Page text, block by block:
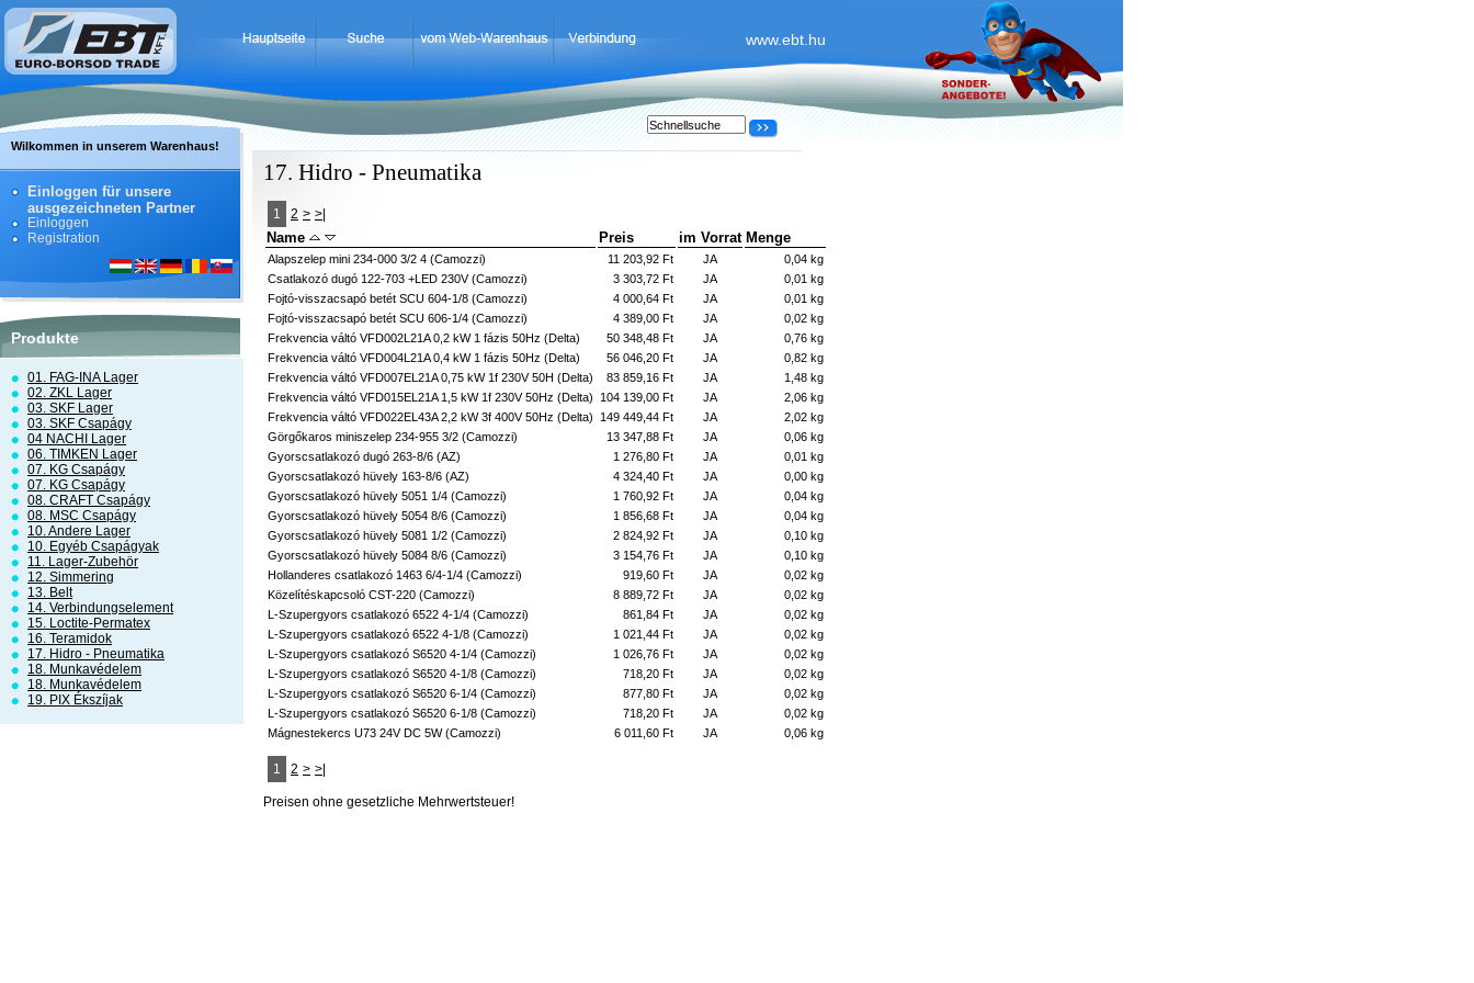
www.ebt.hu
Wilkommen in unserem Warenhaus!
Einloggen für unsere
ausgezeichneten Partner
Einloggen
Registration
Produkte
01. FAG-INA Lager
02. ZKL Lager
03. SKF Lager
03. SKF Csapágy
04 NACHI Lager
06. TIMKEN Lager
07. KG Csapágy
07. KG Csapágy
08. CRAFT Csapágy
08. MSC Csapágy
10. Andere Lager
10. Egyéb Csapágyak
11. Lager-Zubehör
12. Simmering
13. Belt
14. Verbindungselement
15. Loctite-Permatex
16. Teramidok
17. Hidro - Pneumatika
18. Munkavédelem
18. Munkavédelem
19. PIX Ékszíjak
17. Hidro - Pneumatika
1 2 > >|
Name Preis im Vorrat Menge
Alapszelep mini 234-000 3/2 4 (Camozzi) 11 203,92 Ft JA
0,04 kg
Csatlakozó dugó 122-703 +LED 230V (Camozzi)
3 303,72 Ft JA
0,01 kg
Fojtó-visszacsapó betét SCU 604-1/8 (Camozzi)
4 000,64 Ft JA
0,01 kg
Fojtó-visszacsapó betét SCU 606-1/4 (Camozzi)
4 389,00 Ft JA
0,02 kg
Frekvencia váltó VFD002L21A 0,2 kW 1 fázis 50Hz (Delta)
50 348,48 Ft JA
0,76 kg
Frekvencia váltó VFD004L21A 0,4 kW 1 fázis 50Hz (Delta)
56 046,20 Ft JA
0,82 kg
Frekvencia váltó VFD007EL21A 0,75 kW 1f 230V 50H (Delta)
83 859,16 Ft JA
1,48 kg
Frekvencia váltó VFD015EL21A 1,5 kW 1f 230V 50Hz (Delta)
104 139,00 Ft JA
2,06 kg
Frekvencia váltó VFD022EL43A 2,2 kW 3f 400V 50Hz (Delta)
149 449,44 Ft JA
2,02 kg
Görgőkaros miniszelep 234-955 3/2 (Camozzi)
13 347,88 Ft JA
0,06 kg
Gyorscsatlakozó dugó 263-8/6 (AZ)
1 276,80 Ft JA
0,01 kg
Gyorscsatlakozó hüvely 163-8/6 (AZ)
4 324,40 Ft JA
0,00 kg
Gyorscsatlakozó hüvely 5051 1/4 (Camozzi)
1 760,92 Ft JA
0,04 kg
Gyorscsatlakozó hüvely 5054 8/6 (Camozzi)
1 856,68 Ft JA
0,04 kg
Gyorscsatlakozó hüvely 5081 1/2 (Camozzi)
2 824,92 Ft JA
0,10 kg
Gyorscsatlakozó hüvely 5084 8/6 (Camozzi)
3 154,76 Ft JA
0,10 kg
Hollanderes csatlakozó 1463 6/4-1/4 (Camozzi)
919,60 Ft JA
0,02 kg
Közelítéskapcsoló CST-220 (Camozzi)
8 889,72 Ft JA
0,02 kg
L-Szupergyors csatlakozó 6522 4-1/4 (Camozzi)
861,84 Ft JA
0,02 kg
L-Szupergyors csatlakozó 6522 4-1/8 (Camozzi)
1 021,44 Ft JA
0,02 kg
L-Szupergyors csatlakozó S6520 4-1/4 (Camozzi)
1 026,76 Ft JA
0,02 kg
L-Szupergyors csatlakozó S6520 4-1/8 (Camozzi)
718,20 Ft JA
0,02 kg
L-Szupergyors csatlakozó S6520 6-1/4 (Camozzi)
877,80 Ft JA
0,02 kg
L-Szupergyors csatlakozó S6520 6-1/8 (Camozzi)
718,20 Ft JA
0,02 kg
Mágnestekercs U73 24V DC 5W (Camozzi)
6 011,60 Ft JA 0,06 kg
1 2 > >|
Preisen ohne gesetzliche Mehrwertsteuer!